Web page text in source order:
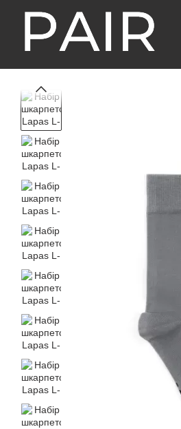
Перейти до основного контенту